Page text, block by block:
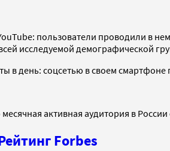
пользователи проводили в
исследуемой демографической
в день: соцсетью в своем
активная аудитория в
Forbes